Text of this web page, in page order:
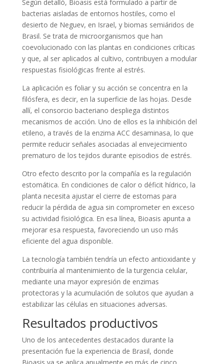
Según detalló, Bioasis está formulado a partir de
bacterias aisladas de entornos hostiles, como el
desierto de Neguev, en Israel, y biomas semiáridos de
Brasil. Se trata de microorganismos que han
coevolucionado con las plantas en condiciones críticas
y que, al ser aplicados al cultivo, contribuyen a modular
respuestas fisiológicas frente al estrés.
La aplicación es foliar y su acción se concentra en la
filósfera, es decir, en la superficie de las hojas. Desde
allí, el consorcio bacteriano despliega distintos
mecanismos de acción. Uno de ellos es la inhibición del
etileno, a través de la enzima ACC desaminasa, lo que
permite reducir señales asociadas al envejecimiento
prematuro de los tejidos durante episodios de estrés.
Otro efecto descrito por la compañía es la regulación
estomática. En condiciones de calor o déficit hídrico, la
planta necesita ajustar el cierre de estomas para
reducir la pérdida de agua sin comprometer en exceso
su actividad fisiológica. En esa línea, Bioasis apunta a
mejorar esa respuesta, favoreciendo un uso más
eficiente del agua disponible.
La tecnología también tendría un efecto antioxidante y
contribuiría al mantenimiento de la turgencia celular,
mediante una mayor expresión de enzimas
protectoras y la acumulación de solutos que ayudan a
estabilizar las células en situaciones adversas.
Resultados productivos
Uno de los antecedentes destacados durante la
presentación fue la experiencia de Brasil, donde